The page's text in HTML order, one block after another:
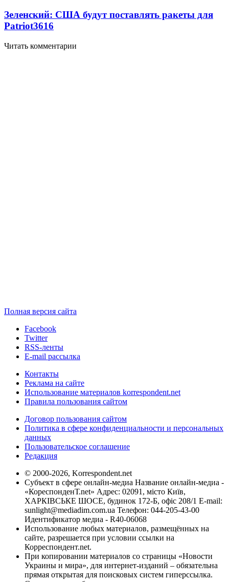
Зеленский: США будут поставлять ракеты для
Patriot3616
Читать комментарии
Полная версия сайта
Facebook
Twitter
RSS-ленты
E-mail рассылка
Контакты
Реклама на сайте
Использование материалов korrespondent.net
Правила пользования сайтом
Договор пользования сайтом
Политика в сфере конфиденциальности и персональных
данных
Пользовательское соглашение
Редакция
© 2000-2026, Korrespondent.net
Субъект в сфере онлайн-медиа Название онлайн-медиа -
«КореспонденТ.net» Адрес: 02091, місто Київ,
ХАРКІВСЬКЕ ШОСЕ, будинок 172-Б, офіс 208/1 E-mail:
sunlight@mediadim.com.ua Телефон: 044-205-43-00
Идентификатор медиа - R40-06068
Использование любых материалов, размещённых на
сайте, разрешается при условии ссылки на
Корреспондент.net.
При копировании материалов со страницы «Новости
Украины и мира», для интернет-изданий – обязательна
прямая открытая для поисковых систем гиперссылка.